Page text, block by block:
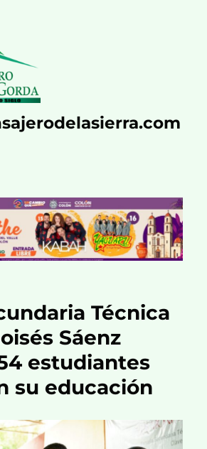
Técnica
Sáenz
estudiantes
su educación